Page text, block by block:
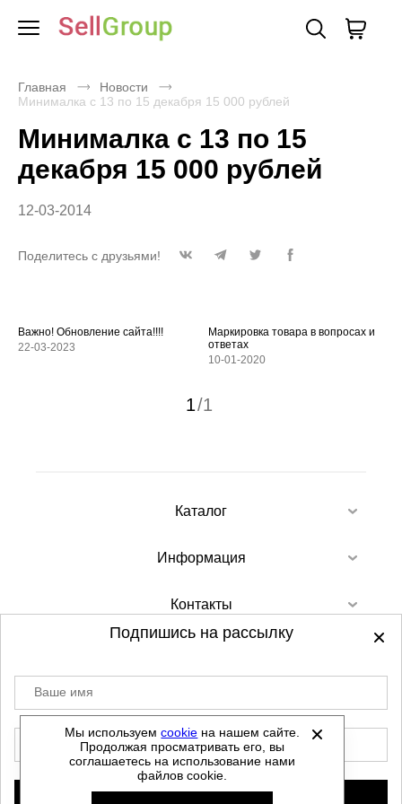
Главная
Новости
Минималка с 13 по 15 декабря 15 000 рублей
Минималка с 13 по 15
декабря 15 000 рублей
12-03-2014
Поделитесь с друзьями!
Важно! Обновление сайта!!!!
22-03-2023
Маркировка товара в вопросах и
ответах
10-01-2020
1/1
Каталог
Информация
Контакты
©2012-2026 - Sellgroup.ru - все права
защищены.
Данный сайт не является интернет магазином и
не является публичной офертой.
Политика обработки персональных данных
Мы используемcookie на нашем сайте.
Продолжая просматривать его, вы
соглашаетесь на использование нами
файлов cookie.
Подпишись на рассылку
Ваше имя